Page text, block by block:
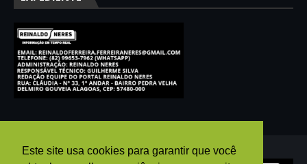
Este site usa cookies para garantir que você